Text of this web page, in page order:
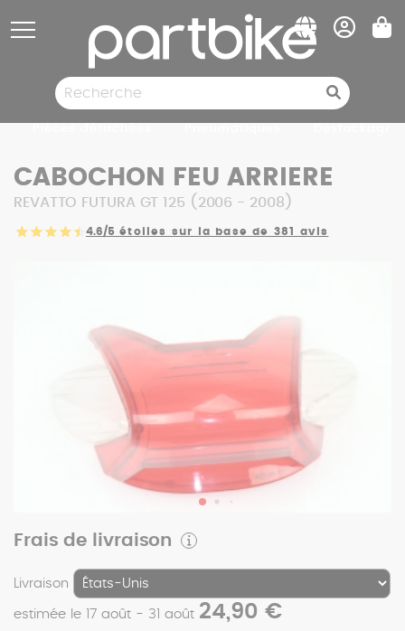
CABOCHON FEU ARRIERE
REVATTO FUTURA GT 125 (2006 - 2008)
4.6/5 étoiles sur la base de 381 avis
Frais de livraison
Livraison
estimée le 17 août - 31 août 24,90 €